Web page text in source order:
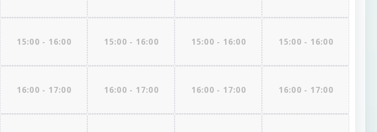
15:00 - 16:00 15:00 - 16:00 15:00 - 16:00 15:00 - 16:00
16:00 - 17:00 16:00 - 17:00 16:00 - 17:00 16:00 - 17:00